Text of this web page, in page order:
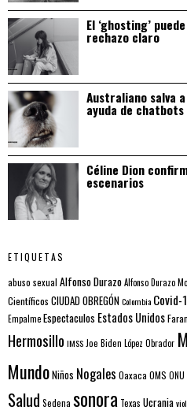
El ‘ghosting’
rechazo claro
Australiano salva
ayuda de
Céline Dion
escenarios
ETIQUETAS
abuso sexual Alfonso DurazoAlfonso Durazo
Científicos CIUDAD OBREGÓNColombia Covid-
EmpalmeEspectaculos Estados Unidos
Hermosillo IMSSJoe Biden López Obrador
MundoNiños Nogales Oaxaca OMS ONU
Salud Sedena sonora Texas Ucrania